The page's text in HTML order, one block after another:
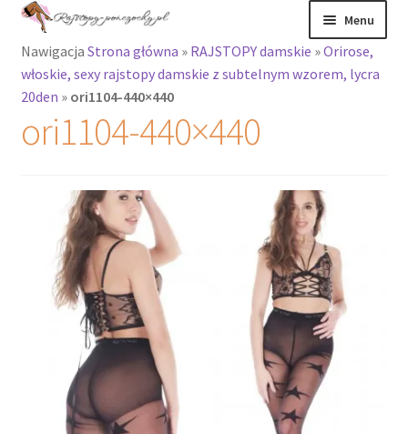
Przejdź
nawigacji
Przejdź
treści
Menu
Rajstopy
Rozwiń
menu
potomne
Podkolanówki i
skarpetki
Wszystkie
Recenzje
Rozwiń
potomne
Nawigacja Strona główna » RAJSTOPY damskie »Orirose,
włoskie, sexy rajstopy damskie z subtelnym wzorem, lycra
20den » ori1104-440×440
ori1104-440×440